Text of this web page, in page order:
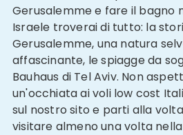
Gerusalemme e fare il bagno
Israele troverai di tutto: la
Gerusalemme, una natura
affascinante, le spiagge da
Bauhaus di Tel Aviv. Non
un'occhiata ai voli low cost
sul nostro sito e parti alla
visitare almeno una volta